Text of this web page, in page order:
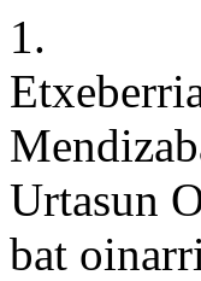
1.
Urtasun
bat